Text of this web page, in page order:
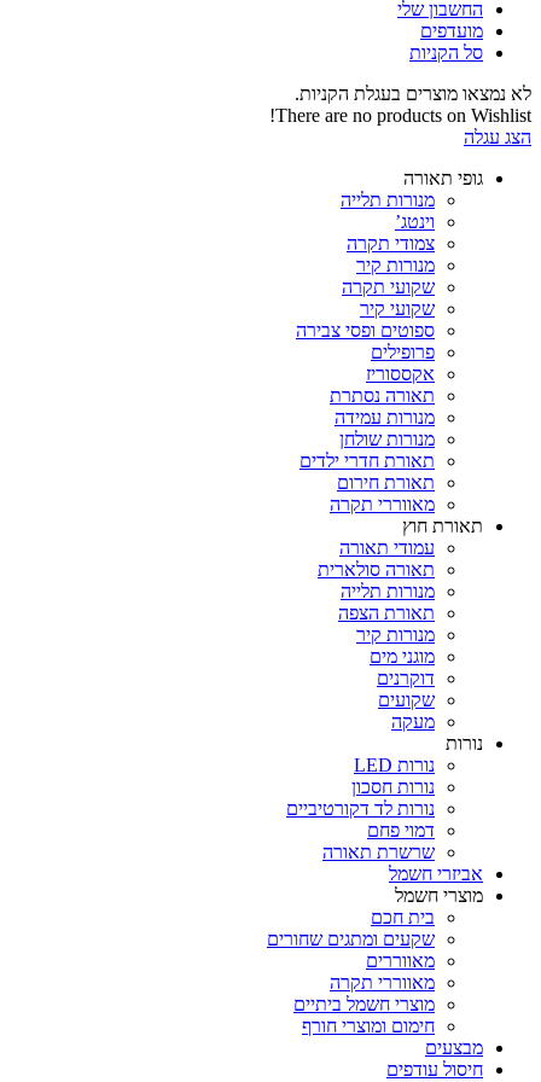
החשבון שלי‬
‫מועדפים‬‬
סל הקניות
לא נמצאו מוצרים בעגלת הקניות.
There are no products on Wishlist!
הצג עגלה
גופי תאורה
מנורות תלייה
וינטג’
צמודי תקרה
מנורות קיר
שקועי תקרה
שקועי קיר
ספוטים ופסי צבירה
פרופילים
אקססוריז
תאורה נסתרת
מנורות עמידה
מנורות שולחן
תאורת חדרי ילדים
תאורת חירום
מאווררי תקרה
תאורת חוץ
עמודי תאורה
תאורה סולארית
מנורות תלייה
תאורת הצפה
מנורות קיר
מוגני מים
דוקרנים
שקועים
מעקה
נורות
נורות LED
נורות חסכון
נורות לד דקורטיביים
דמוי פחם
שרשרת תאורה
אביזרי חשמל
מוצרי חשמל
בית חכם
שקעים ומתגים שחורים
מאווררים
מאווררי תקרה
מוצרי חשמל ביתיים
חימום ומוצרי חורף
מבצעים
חיסול עודפים